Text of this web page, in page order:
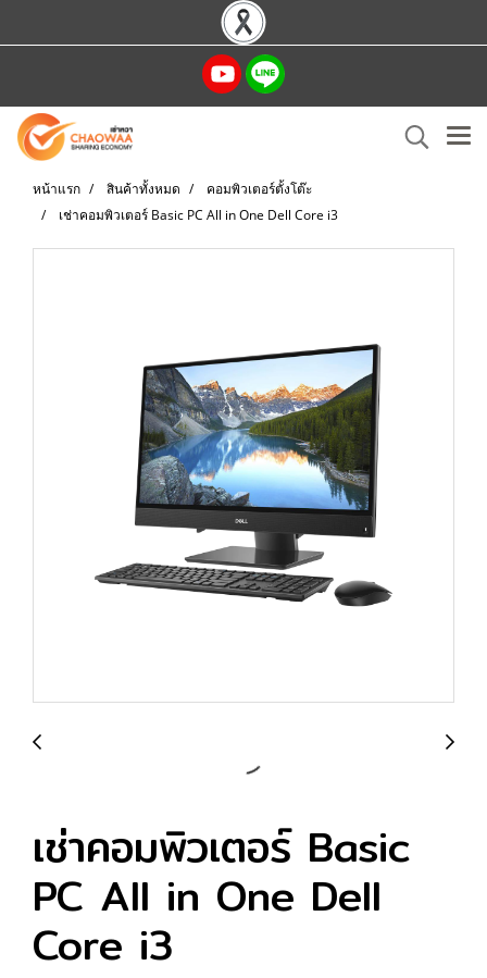
หน้าแรก สินค้าทั้งหมด
คอมพิวเตอร์ตั้งโต๊ะ
เช่าคอมพิวเตอร์ Basic PC All in One Dell Core i3
เช่าคอมพิวเตอร์ Basic
PC All in One Dell
Core i3